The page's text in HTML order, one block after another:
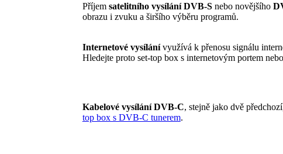
Příjem satelitního vysílání DVB-Snebo novějšího
obrazu i zvuku a širšího výběru programů.
Internetové vysílánívyužívá k přenosu signálu
Hledejte proto set-top box s internetovým portem
Kabelové vysílání DVB-C, stejně jako dvě
top box s DVB-C tunerem.